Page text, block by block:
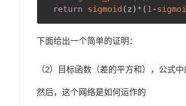
return sigmoid ( z ) * ( 1 -
下面给出一个简单的证明：
（2）目标函数（差的平方和） ，公式
然后，这个网络是如何运作的